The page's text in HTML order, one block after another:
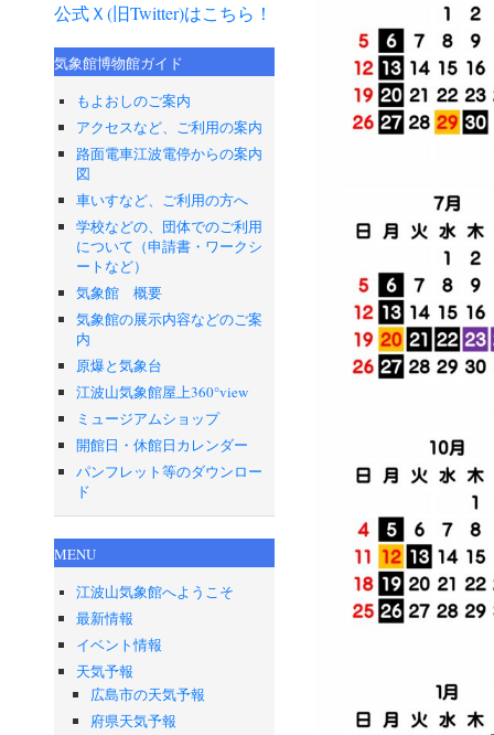
公式Ｘ(旧Twitter)はこちら！
気象館博物館ガイド
もよおしのご案内
アクセスなど、ご利用の案内
路面電車江波電停からの案内
図
車いすなど、ご利用の方へ
学校などの、団体でのご利用
について（申請書・ワークシ
ートなど）
気象館 概要
気象館の展示内容などのご案
内
原爆と気象台
江波山気象館屋上360°view
ミュージアムショップ
開館日・休館日カレンダー
パンフレット等のダウンロー
ド
MENU
江波山気象館へようこそ
最新情報
イベント情報
天気予報
広島市の天気予報
府県天気予報